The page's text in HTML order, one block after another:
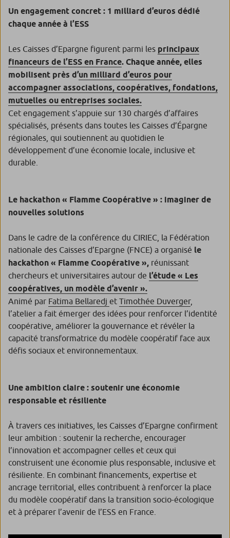
Un engagement concret : 1 milliard d’euros dédié
chaque année à l’ESS
Les Caisses d’Epargne figurent parmi les principaux
financeurs de l’ESS en France. Chaque année, elles
mobilisent près d’un milliard d’euros pour
accompagner associations, coopératives, fondations,
mutuelles ou entreprises sociales.
Cet engagement s’appuie sur 130 chargés d’affaires
spécialisés, présents dans toutes les Caisses d’Épargne
régionales, qui soutiennent au quotidien le
développement d’une économie locale, inclusive et
durable.
Le hackathon « Flamme Coopérative » : imaginer de
nouvelles solutions
Dans le cadre de la conférence du CIRIEC, la Fédération
nationale des Caisses d’Epargne (FNCE) a organisé le
hackathon « Flamme Coopérative », réunissant
chercheurs et universitaires autour de l’étude « Les
coopératives, un modèle d’avenir ».
Animé par Fatima Bellaredj et Timothée Duverger,
l’atelier a fait émerger des idées pour renforcer l’identité
coopérative, améliorer la gouvernance et révéler la
capacité transformatrice du modèle coopératif face aux
défis sociaux et environnementaux.
Une ambition claire : soutenir une économie
responsable et résiliente
À travers ces initiatives, les Caisses d’Epargne confirment
leur ambition : soutenir la recherche, encourager
l’innovation et accompagner celles et ceux qui
construisent une économie plus responsable, inclusive et
résiliente. En combinant financements, expertise et
ancrage territorial, elles contribuent à renforcer la place
du modèle coopératif dans la transition socio-écologique
et à préparer l’avenir de l’ESS en France.